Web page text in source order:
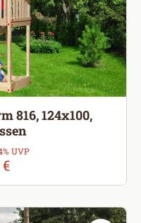
816, 124x100,
UVP